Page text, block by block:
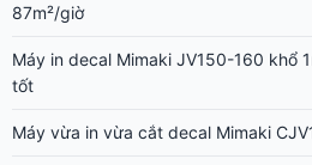
87m²/giờ
Máy in decal Mimaki JV150-160 khổ
tốt
Máy vừa in vừa cắt decal Mimaki